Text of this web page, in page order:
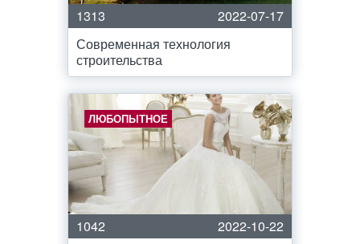
1313
2022-07-17
Современная технология
строительства
ЛЮБОПЫТНОЕ
1042
2022-10-22